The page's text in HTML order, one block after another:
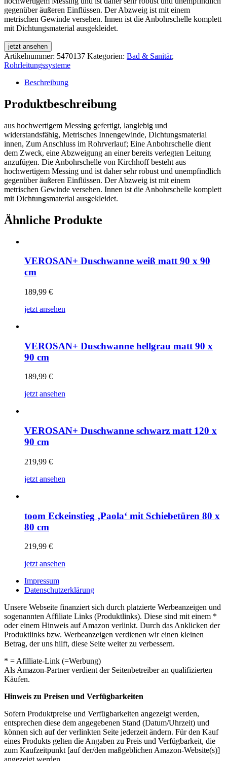
gegenüber äußeren Einflüssen. Der Abzweig ist mit einem
metrischen Gewinde versehen. Innen ist die Anbohrschelle komplett
mit Dichtungsmaterial ausgekleidet.
jetzt ansehen
Artikelnummer: 5470137 Kategorien: Bad & Sanitär,
Rohrleitungssysteme
Beschreibung
Produktbeschreibung
aus hochwertigem Messing gefertigt, langlebig und
widerstandsfähig, Metrisches Innengewinde, Dichtungsmaterial
innen, Zum Anschluss im Rohrverlauf; Eine Anbohrschelle dient
dem Zweck, eine Abzweigung an einer bereits verlegten Leitung
anzufügen. Die Anbohrschelle von Kirchhoff besteht aus
hochwertigem Messing und ist daher sehr robust und unempfindlich
gegenüber äußeren Einflüssen. Der Abzweig ist mit einem
metrischen Gewinde versehen. Innen ist die Anbohrschelle komplett
mit Dichtungsmaterial ausgekleidet.
Ähnliche Produkte
VEROSAN+ Duschwanne weiß matt 90 x 90
cm
189,99 €
jetzt ansehen
VEROSAN+ Duschwanne hellgrau matt 90 x
90 cm
189,99 €
jetzt ansehen
VEROSAN+ Duschwanne schwarz matt 120 x
90 cm
219,99 €
jetzt ansehen
toom Eckeinstieg ‚Paola‘ mit Schiebetüren 80 x
80 cm
219,99 €
jetzt ansehen
Impressum
Datenschutzerklärung
Unsere Webseite finanziert sich durch platzierte Werbeanzeigen und
sogenannten Affiliate Links (Produktlinks). Diese sind mit einem *
oder einem Hinweis auf Amazon verlinkt. Durch das Anklicken der
Produktlinks bzw. Werbeanzeigen verdienen wir einen kleinen
Betrag, der uns hilft, diese Seite weiter zu verbessern.
* = Afilliate-Link (=Werbung)
Als Amazon-Partner verdient der Seitenbetreiber an qualifizierten
Käufen.
Hinweis zu Preisen und Verfügbarkeiten
Sofern Produktpreise und Verfügbarkeiten angezeigt werden,
entsprechen diese dem angegebenen Stand (Datum/Uhrzeit) und
können sich auf der verlinkten Seite jederzeit ändern. Für den Kauf
eines Produkts gelten die Angaben zu Preis und Verfügbarkeit, die
zum Kaufzeitpunkt [auf der/den maßgeblichen Amazon-Website(s)]